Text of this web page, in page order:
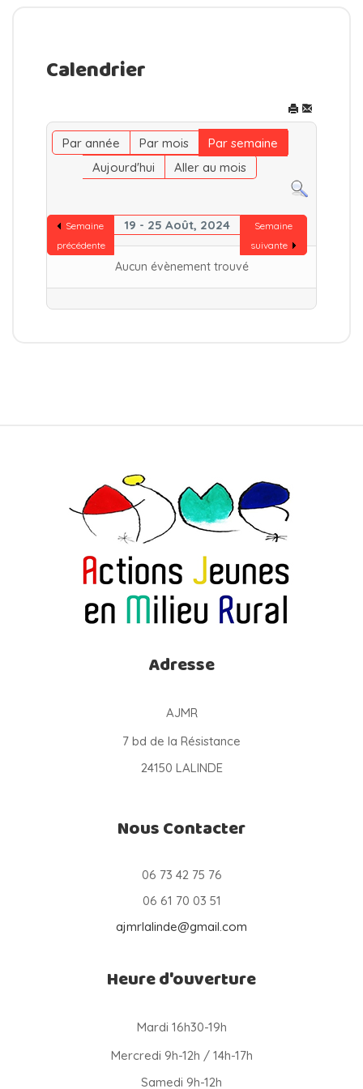
Calendrier
Par année Par mois
Par semaine
Aujourd'hui
Aller au mois
Semaine
précédente
19 - 25 Août, 2024
Semaine
suivante
Aucun évènement trouvé
Adresse
AJMR
7 bd de la Résistance
24150 LALINDE
Nous Contacter
06 73 42 75 76
06 61 70 03 51
ajmrlalinde@gmail.com
Heure d'ouverture
Mardi 16h30-19h
Mercredi 9h-12h / 14h-17h
Samedi 9h-12h